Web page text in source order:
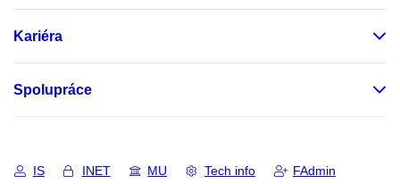
Kariéra
Spolupráce
IS INET MU Tech info FAdmin